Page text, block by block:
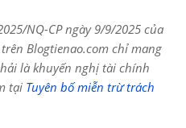
NQ-CP ngày 9/9/2025 của
Blogtienao.com chỉ mang
là khuyến nghị tài chính
tại Tuyên bố miễn trừ trách